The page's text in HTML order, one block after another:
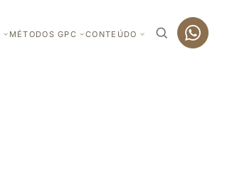
MÉTODOS GPC CONTEÚDO